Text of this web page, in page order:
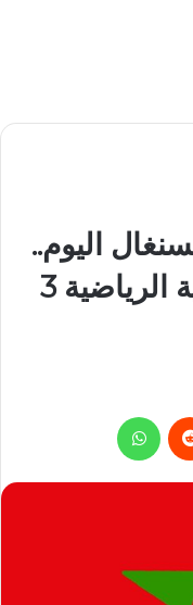
اليوم..
ضبط تردد قناة المغربية الرياضية 3